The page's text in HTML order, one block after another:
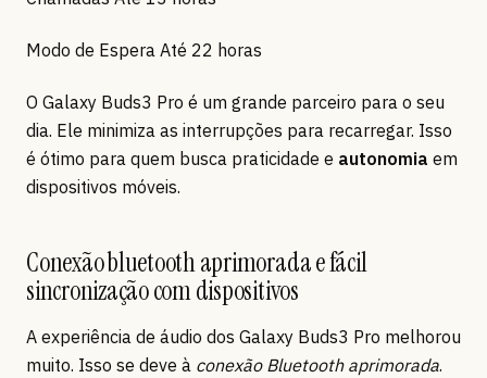
Modo de Espera Até 22 horas
O Galaxy Buds3 Pro é um grande parceiro para o seu
dia. Ele minimiza as interrupções para recarregar. Isso
é ótimo para quem busca praticidade e autonomia em
dispositivos móveis.
Conexão bluetooth aprimorada e fácil
sincronização com dispositivos
A experiência de áudio dos Galaxy Buds3 Pro melhorou
muito. Isso se deve à conexão Bluetooth aprimorada.